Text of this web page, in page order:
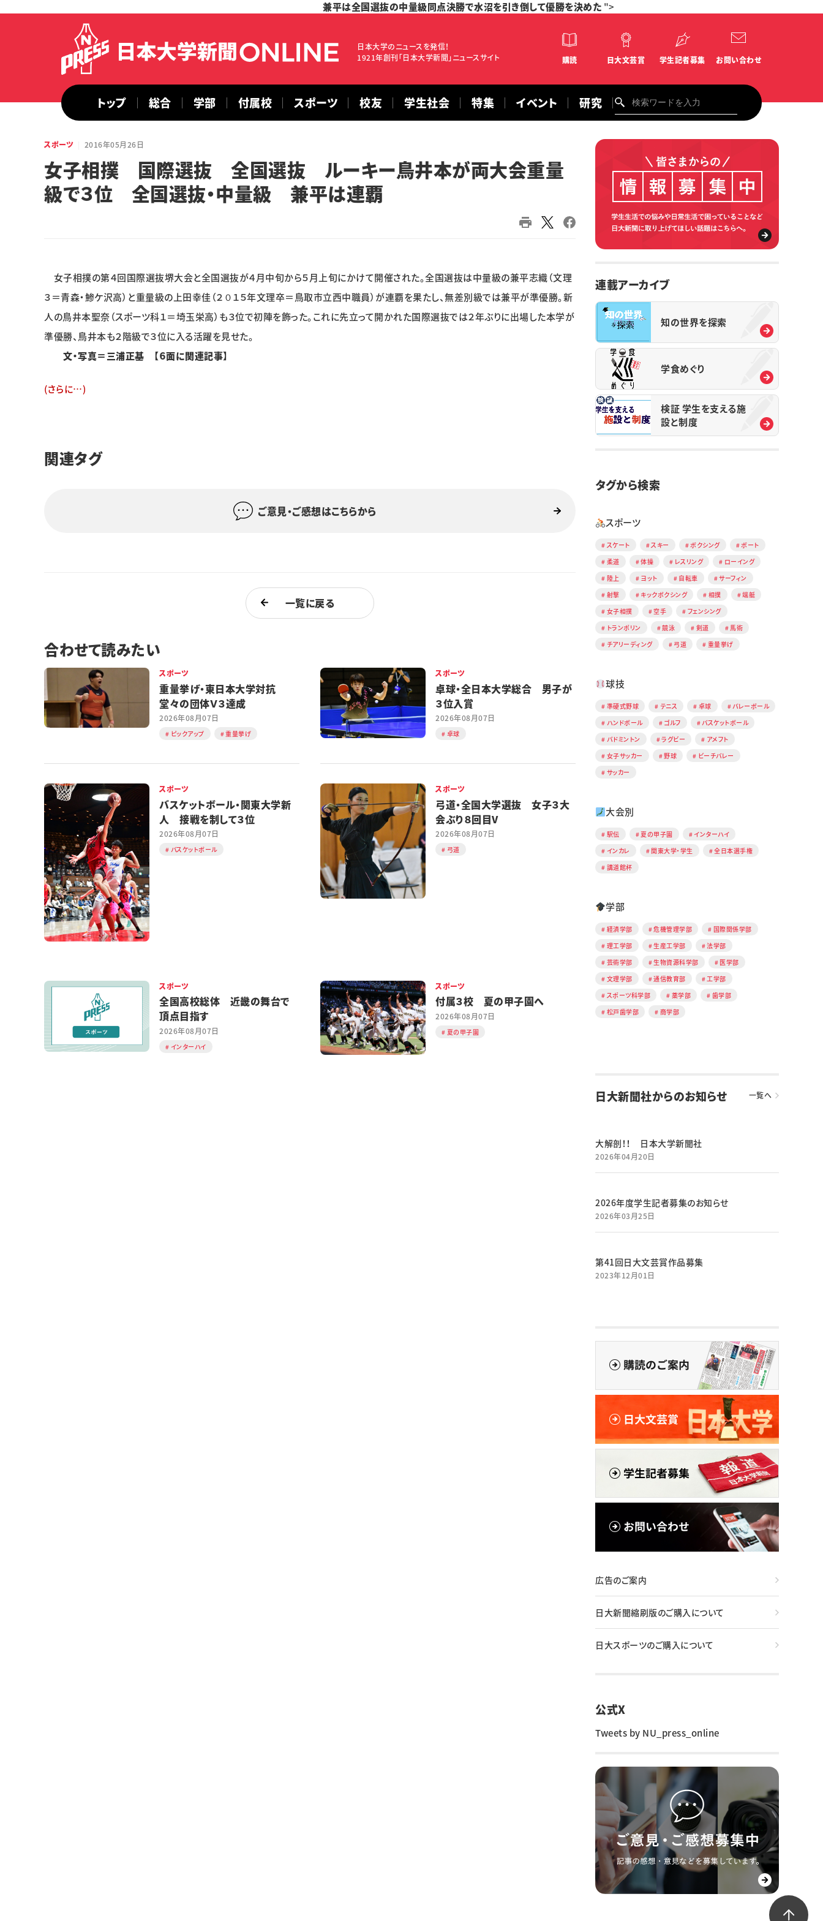
兼平は全国選抜の中量級同点決勝で水沼を引き倒して優勝を決めた ">
日本大学のニュースを発信！
1921年創刊「日本大学新聞」ニュースサイト
購読 日大文芸賞 学生記者募集 お問い合わせ
トップ 総合 学部 付属校 スポーツ 校友 学生社会 特集 イベント 研究
スポーツ 2016年05月26日
女子相撲 国際選抜 全国選抜 ルーキー鳥井本が両大会重量
級で３位 全国選抜・中量級 兼平は連覇
女子相撲の第４回国際選抜堺大会と全国選抜が４月中旬から５月上旬にかけて開催された。全国選抜は中量級の兼平志織（文理
３＝青森・鯵ケ沢高）と重量級の上田幸佳（２０１５年文理卒＝鳥取市立西中職員）が連覇を果たし、無差別級では兼平が準優勝。新
人の鳥井本聖奈（スポーツ科１＝埼玉栄高）も３位で初陣を飾った。これに先立って開かれた国際選抜では２年ぶりに出場した本学が
準優勝、鳥井本も２階級で３位に入る活躍を見せた。
文・写真＝三浦正基 【６面に関連記事】
(さらに…)
関連タグ
ご意見・ご感想はこちらから
一覧に戻る
合わせて読みたい
スポーツ
重量挙げ・東日本大学対抗
堂々の団体Ｖ３達成
2026年08月07日
ピックアップ 重量挙げ
スポーツ
卓球・全日本大学総合 男子が
３位入賞
2026年08月07日
卓球
スポーツ
バスケットボール・関東大学新
人 接戦を制して３位
2026年08月07日
バスケットボール
スポーツ
弓道・全国大学選抜 女子３大
会ぶり８回目V
2026年08月07日
弓道
スポーツ
全国高校総体 近畿の舞台で
頂点目指す
2026年08月07日
インターハイ
スポーツ
付属３校 夏の甲子園へ
2026年08月07日
夏の甲子園
連載アーカイブ
知の世界を探索
学食めぐり
検証 学生を支える施
設と制度
タグから検索
スポーツ
スケート スキー ボクシング
ボート
柔道
体操 レスリング
ローイング
陸上
ヨット 自転車
サーフィン
射撃
キックボクシング 相撲
端艇
女子相撲
空手
フェンシング
トランポリン
競泳 剣道
馬術
チアリーディング
弓道 重量挙げ
球技
準硬式野球 テニス 卓球
バレーボール
ハンドボール
ゴルフ
バスケットボール
バドミントン
ラグビー
アメフト
女子サッカー
野球
ビーチバレー
サッカー
大会別
駅伝 夏の甲子園
インターハイ
インカレ
関東大学・学生
全日本選手権
講道館杯
学部
経済学部 危機管理学部
国際関係学部
理工学部
生産工学部
法学部
芸術学部
生物資源科学部
医学部
文理学部
通信教育部
工学部
スポーツ科学部
薬学部
歯学部
松戸歯学部
商学部
日大新聞社からのお知らせ 一覧へ
大解剖！！ 日本大学新聞社
2026年04月20日
2026年度学生記者募集のお知らせ
2026年03月25日
第41回日大文芸賞作品募集
2023年12月01日
広告のご案内
日大新聞縮刷版のご購入について
日大スポーツのご購入について
公式X
Tweets by NU_press_online